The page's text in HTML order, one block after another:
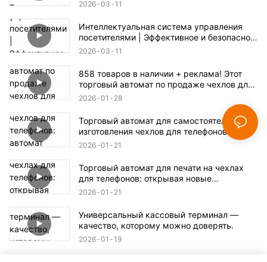
2026 03 11
Интеллектуальная система управления
посетителями | Эффективное и безопасное
решение для регистрации
2026 03 11
858 товаров в наличии + реклама! Этот
торговый автомат по продаже чехлов для
телефонов скрывает огромные
2026 01 28
Торговый автомат для самостоятельного
изготовления чехлов для телефонов:
автомат самообслуживания и
2026 01 21
Торговый автомат для печати на чехлах
для телефонов: открывая новые
возможности для печати.
2026 01 21
Универсальный кассовый терминал —
качество, которому можно доверять.
2026 01 19